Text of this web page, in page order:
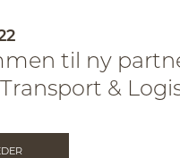
til ny
&